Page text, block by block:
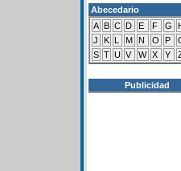
Abecedario
A B C D E F G
J
K L M N O P
S T U V W X Y
Publicidad